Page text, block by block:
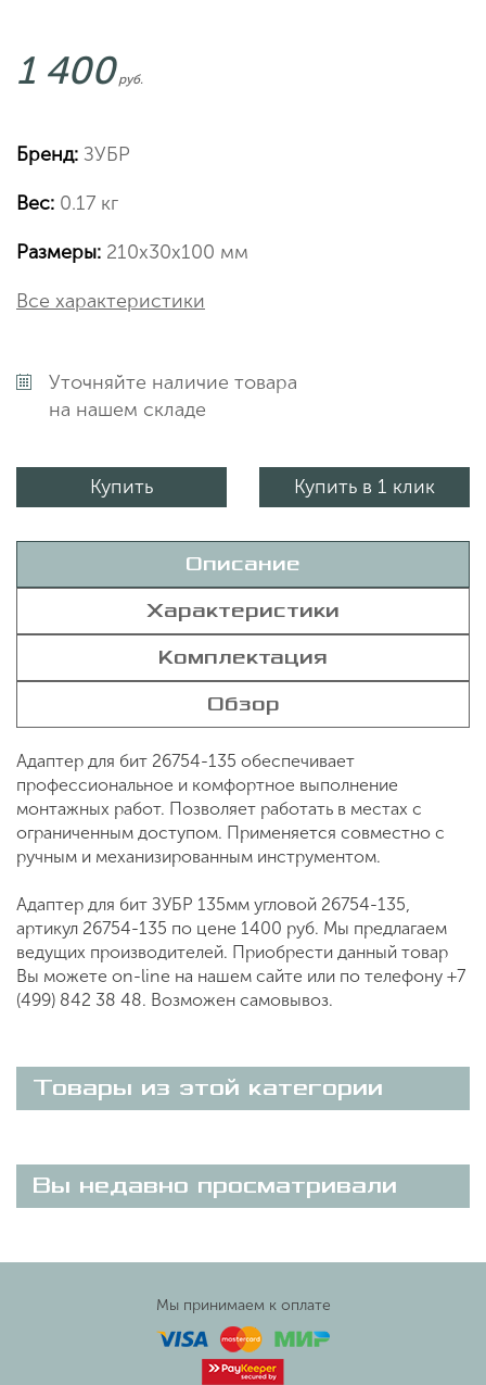
1 400 руб.
Бренд: ЗУБР
Вес: 0.17 кг
Размеры: 210х30х100 мм
Все характеристики
Уточняйте наличие товара
на нашем складе
Купить Купить в 1 клик
Описание
Характеристики
Комплектация
Обзор
Адаптер для бит 26754-135 обеспечивает
профессиональное и комфортное выполнение
монтажных работ. Позволяет работать в местах с
ограниченным доступом. Применяется совместно с
ручным и механизированным инструментом.
Адаптер для бит ЗУБР 135мм угловой 26754-135,
артикул 26754-135 по цене 1400 руб. Мы предлагаем
ведущих производителей. Приобрести данный товар
Вы можете on-line на нашем сайте или по телефону +7
(499) 842 38 48. Возможен самовывоз.
Товары из этой категории
Вы недавно просматривали
Мы принимаем к оплате